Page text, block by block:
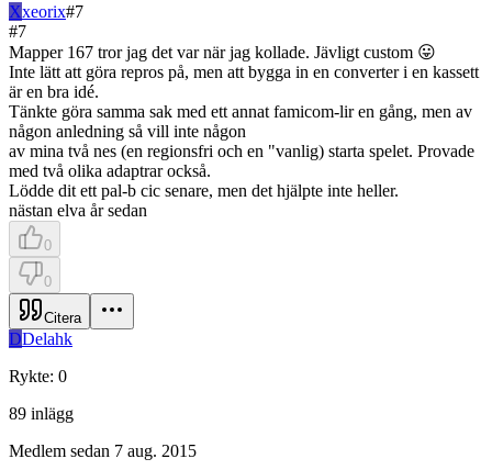
Xxeorix#7
#7
Mapper 167 tror jag det var när jag kollade. Jävligt custom 😛
Inte lätt att göra repros på, men att bygga in en converter i en kassett
är en bra idé.
Tänkte göra samma sak med ett annat famicom-lir en gång, men av
någon anledning så vill inte någon
av mina två nes (en regionsfri och en "vanlig) starta spelet. Provade
med två olika adaptrar också.
Lödde dit ett pal-b cic senare, men det hjälpte inte heller.
nästan elva år sedan
0
0
Citera
DDelahk
Rykte: 0
89 inlägg
Medlem sedan 7 aug. 2015